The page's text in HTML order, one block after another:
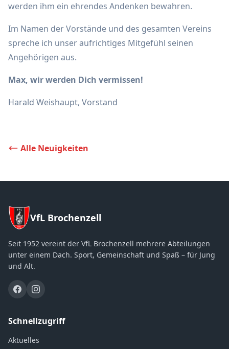
werden ihm ein ehrendes Andenken bewahren.
Im Namen der Vorstände und des gesamten Vereins
spreche ich unser aufrichtiges Mitgefühl seinen
Angehörigen aus.
Max, wir werden Dich vermissen!
Harald Weishaupt, Vorstand
Alle Neuigkeiten
VfL Brochenzell
Seit 1952 vereint der VfL Brochenzell mehrere Abteilungen
unter einem Dach. Sport, Gemeinschaft und Spaß – für Jung
und Alt.
Schnellzugriff
Aktuelles